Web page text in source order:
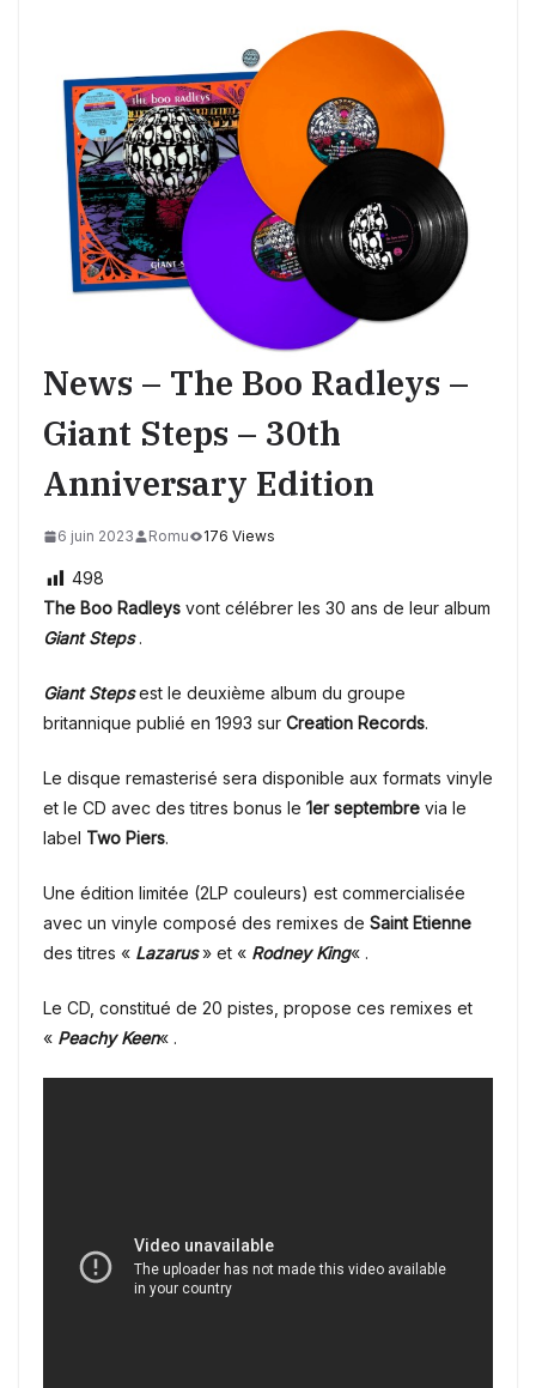
News – The Boo Radleys –
Giant Steps – 30th
Anniversary Edition
6 juin 2023 Romu 176 Views
498
The Boo Radleys vont célébrer les 30 ans de leur album
Giant Steps.
Giant Stepsest le deuxième album du groupe
britannique publié en 1993 sur Creation Records.
Le disque remasterisé sera disponible aux formats vinyle
et le CD avec des titres bonus le 1er septembre via le
label Two Piers.
Une édition limitée (2LP couleurs) est commercialisée
avec un vinyle composé des remixes de Saint Etienne
des titres « Lazarus» et « Rodney King« .
Le CD, constitué de 20 pistes, propose ces remixes et
« Peachy Keen« .